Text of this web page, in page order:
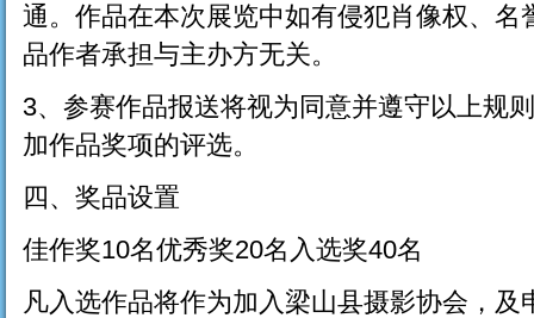
通。作品在本次展览中如有侵犯肖像权、
品作者承担与主办方无关。
3、参赛作品报送将视为同意并遵守以上规
加作品奖项的评选。
四、奖品设置
佳作奖10名优秀奖20名入选奖40名
凡入选作品将作为加入梁山县摄影协会，